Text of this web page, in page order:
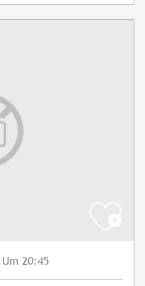
Um 20:45